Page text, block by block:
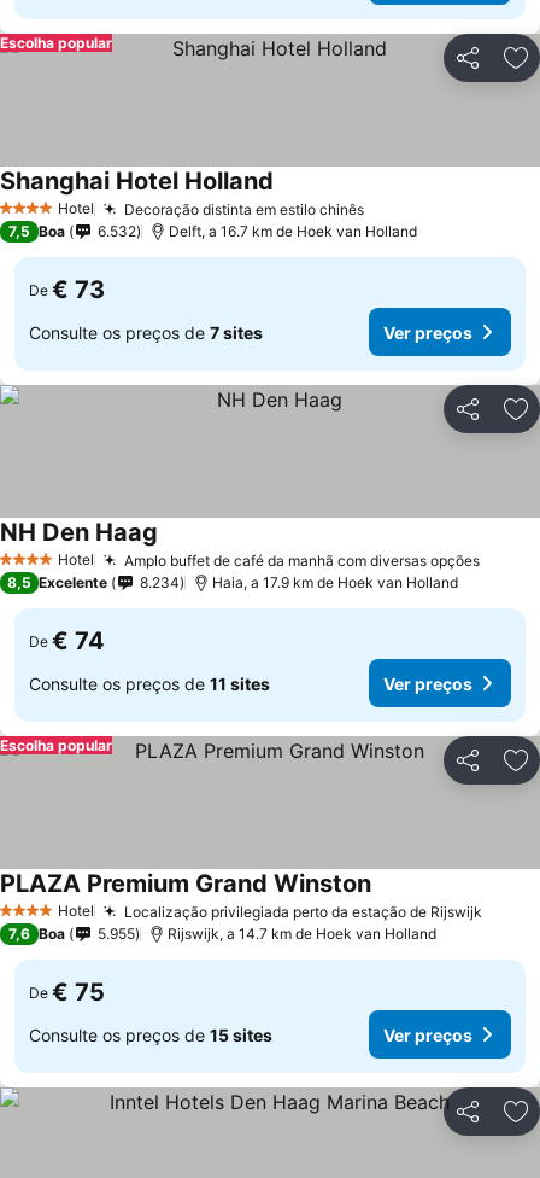
Partilhar
Escolha popular
4 EstrelasHotel Decoração distinta em estilo chinês
Shanghai Hotel Holland
7,5 Boa 6.532 Delft, a 16.7 km de Hoek van Holland
De € 73
Consulte os preços de 7 sites Ver preços
Partilhar
4 EstrelasHotel Amplo buffet de café da manhã com diversas opções
NH Den Haag
8,5 Excelente 8.234 Haia, a 17.9 km de Hoek van Holland
De € 74
Consulte os preços de 11 sites Ver preços
Partilhar
Escolha popular
4 EstrelasHotel Localização privilegiada perto da estação de Rijswijk
PLAZA Premium Grand Winston
7,6 Boa 5.955 Rijswijk, a 14.7 km de Hoek van Holland
De € 75
Consulte os preços de 15 sites Ver preços
Partilhar